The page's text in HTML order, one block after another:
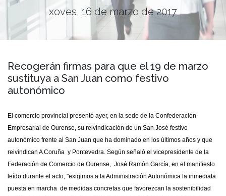
xoves, 16 de marzo de 2017
Recogerán firmas para que el 19 de marzo
sustituya a San Juan como festivo
autonómico
El comercio provincial presentó ayer, en la sede de la Confederación
Empresarial de Ourense, su reivindicación de un San José festivo
autonómico frente al San Juan que ha dominado en los últimos años y que
reivindican A Coruña y Pontevedra. Según señaló el vicepresidente de la
Federación de Comercio de Ourense, José Ramón García, en el manifiesto
leído durante el acto, "exigimos a la Administración Autonómica la inmediata
puesta en marcha de medidas concretas que favorezcan la sostenibilidad